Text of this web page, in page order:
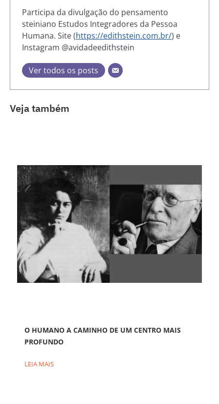
Participa da divulgação do pensamento
steiniano Estudos Integradores da Pessoa
Humana. Site (https://edithstein.com.br/) e
Instagram @avidadeedithstein
Ver todos os posts
Veja também
O HUMANO A CAMINHO DE UM CENTRO MAIS
PROFUNDO
LEIA MAIS